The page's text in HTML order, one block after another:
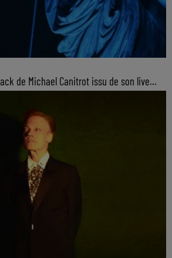
de Michael Canitrot issu de son live...